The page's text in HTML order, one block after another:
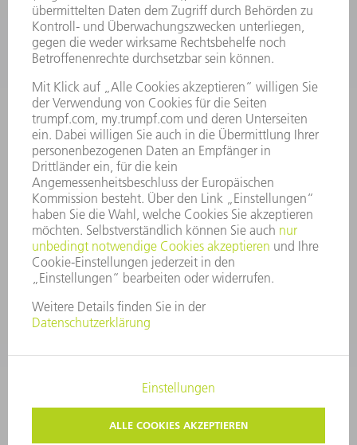
UNTERNEHMEN
KARRIERE
STELLENANGEBOTE
UNTERNEHMENSPROFIL
GESCHÄFTSBERICHT
UNTERNEHMENSGRUNDSÄTZE
COMPLIANCE
HINWEISGEBERSYSTEM
SECURITY
PRESSEMITTEILUNGEN
MAGAZINE
LIEFERANTEN
NACHHALTIGKEIT
UMWELT & KLIMA
SOZIALES & GESELLSCHAFT
UNTERNEHMENSFÜHRUNG
IMPRESSUM
DATENSCHUTZ
COPYRIGHT UND MARKENZEICHEN
AGB
PRIVATSPHÄRE-EINSTELLUNGEN